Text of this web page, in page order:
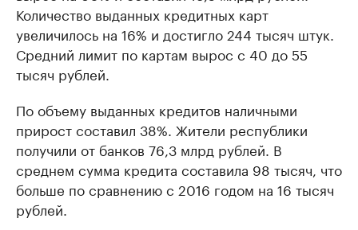
Количество выданных кредитных карт
увеличилось на 16% и достигло 244 тысяч штук.
Средний лимит по картам вырос с 40 до 55
тысяч рублей.
По объему выданных кредитов наличными
прирост составил 38%. Жители республики
получили от банков 76,3 млрд рублей. В
среднем сумма кредита составила 98 тысяч, что
больше по сравнению с 2016 годом на 16 тысяч
рублей.